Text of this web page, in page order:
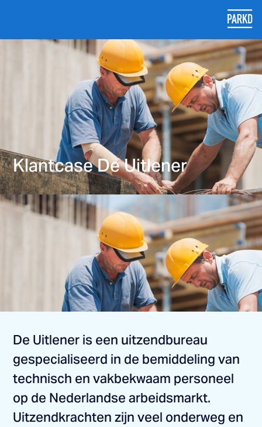
Klantcase De Uitlener
De Uitlener is een uitzendbureau
gespecialiseerd in de bemiddeling van
technisch en vakbekwaam personeel
op de Nederlandse arbeidsmarkt.
Uitzendkrachten zijn veel onderweg en